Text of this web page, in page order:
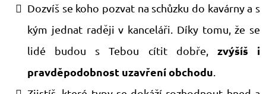
​Dozvíš se koho pozvat na schůzku do kavárny a s
kým jednat raději v kanceláři. Díky tomu, že se
lidé budou s Tebou cítit dobře, zvýšíš i
pravděpodobnost uzavření obchodu